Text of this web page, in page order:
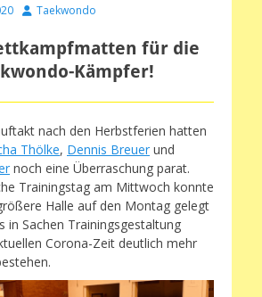
AutorTaekwondo
für die
Kämpfer!
nach den Herbstferien hatten
Thölke, Dennis Breuer und
noch eine Überraschung parat.
Trainingstag am Mittwoch konnte
Halle auf den Montag gelegt
in Sachen Trainingsgestaltung
Corona-Zeit deutlich mehr